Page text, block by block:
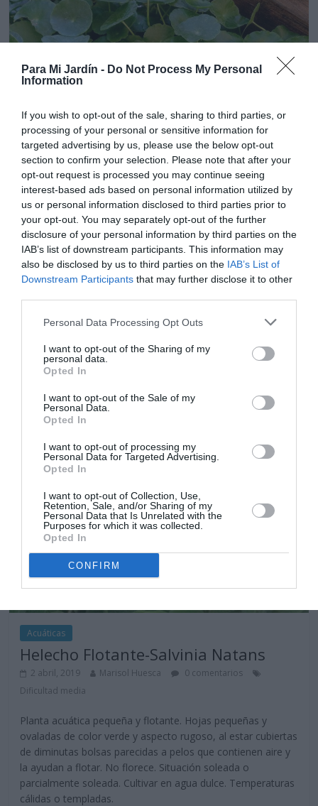
Para Mi Jardín - Do Not Process My Personal
Information
If you wish to opt-out of the sale, sharing to third parties, or
processing of your personal or sensitive information for
targeted advertising by us, please use the below opt-out
section to confirm your selection. Please note that after your
opt-out request is processed you may continue seeing
interest-based ads based on personal information utilized by
us or personal information disclosed to third parties prior to
your opt-out. You may separately opt-out of the further
disclosure of your personal information by third parties on the
IAB’s list of downstream participants. This information may
also be disclosed by us to third parties on the IAB’s List of
Downstream Participants that may further disclose it to other
Personal Data Processing Opt Outs
I want to opt-out of the Sharing of my
personal data.
Opted In
I want to opt-out of the Sale of my
Personal Data.
Opted In
I want to opt-out of processing my
Personal Data for Targeted Advertising.
Opted In
I want to opt-out of Collection, Use,
Retention, Sale, and/or Sharing of my
Personal Data that Is Unrelated with the
Purposes for which it was collected.
Opted In
CONFIRM
Acuáticas Tapizantes y gramíneas Vivaces
Ombligo de Venus-Dolar Húmedo-
Hydrocotyle Umbellata
5 abril, 2019 Marisol Huesca
2 comentarios
Dificultad baja
Planta pequeña acuática o semi acuática, de hojas
redondeadas de largos peciolos, de color verde brillante y
bordes ondulados. Florece en verano, flores blancas muy
soleada, suelo arenoso, húmedo o encharcado.
Temperaturas cálidas.
Leer más
Acuáticas
Helecho Flotante-Salvinia Natans
2 abril, 2019 Marisol Huesca
0 comentarios
Dificultad media
Planta acuática pequeña y flotante. Hojas pequeñas y
ovaladas de color verde y aspecto rugoso, al estar cubiertas
de diminutas bolsas parecidas a pelos que contienen aire y
la ayudan a flotar. No florece. Situación soleada o
parcialmente soleada. Cultivar en agua dulce. Temperaturas
cálidas o templadas.